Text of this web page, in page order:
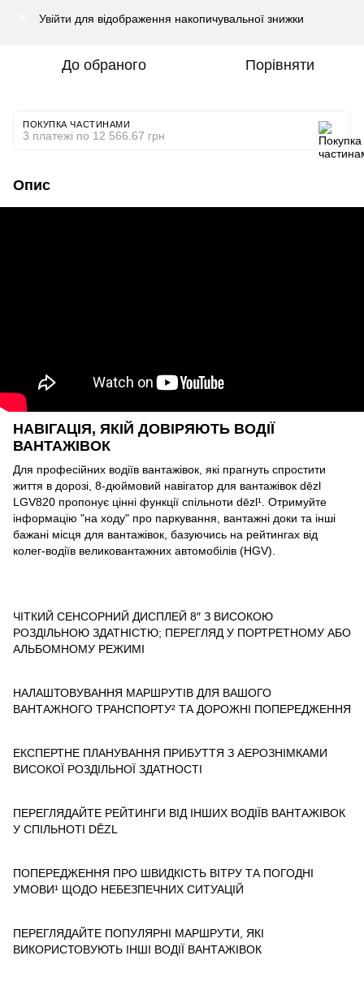
Увійти для відображення накопичувальної знижки
До обраного Порівняти
ПОКУПКА ЧАСТИНАМИ
3 платежі по 12 566.67 грн
Опис
НАВІГАЦІЯ, ЯКІЙ ДОВІРЯЮТЬ ВОДІЇ
ВАНТАЖІВОК
Для професійних водіїв вантажівок, які прагнуть спростити
життя в дорозі, 8-дюймовий навігатор для вантажівок dēzl
LGV820 пропонує цінні функції спільноти dēzl¹. Отримуйте
інформацію "на ходу" про паркування, вантажні доки та інші
бажані місця для вантажівок, базуючись на рейтингах від
колег-водіїв великовантажних автомобілів (HGV).
ЧІТКИЙ СЕНСОРНИЙ ДИСПЛЕЙ 8″ З ВИСОКОЮ
РОЗДІЛЬНОЮ ЗДАТНІСТЮ; ПЕРЕГЛЯД У ПОРТРЕТНОМУ АБО
АЛЬБОМНОМУ РЕЖИМІ
НАЛАШТОВУВАННЯ МАРШРУТІВ ДЛЯ ВАШОГО
ВАНТАЖНОГО ТРАНСПОРТУ² ТА ДОРОЖНІ ПОПЕРЕДЖЕННЯ
ЕКСПЕРТНЕ ПЛАНУВАННЯ ПРИБУТТЯ З АЕРОЗНІМКАМИ
ВИСОКОЇ РОЗДІЛЬНОЇ ЗДАТНОСТІ
ПЕРЕГЛЯДАЙТЕ РЕЙТИНГИ ВІД ІНШИХ ВОДІЇВ ВАНТАЖІВОК
У СПІЛЬНОТІ DĒZL
ПОПЕРЕДЖЕННЯ ПРО ШВИДКІСТЬ ВІТРУ ТА ПОГОДНІ
УМОВИ¹ ЩОДО НЕБЕЗПЕЧНИХ СИТУАЦІЙ
ПЕРЕГЛЯДАЙТЕ ПОПУЛЯРНІ МАРШРУТИ, ЯКІ
ВИКОРИСТОВУЮТЬ ІНШІ ВОДІЇ ВАНТАЖІВОК